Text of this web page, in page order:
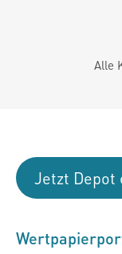
Alle
Jetzt Depot